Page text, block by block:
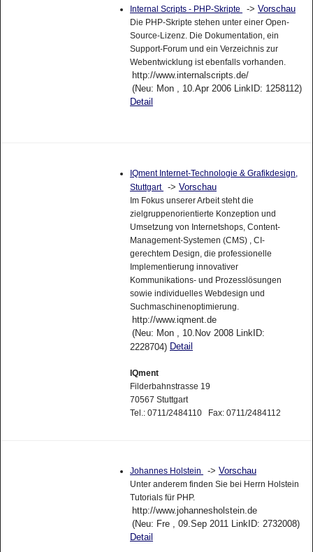
Internal Scripts - PHP-Skripte -> Vorschau
Die PHP-Skripte stehen unter einer Open-
Source-Lizenz. Die Dokumentation, ein
Support-Forum und ein Verzeichnis zur
Webentwicklung ist ebenfalls vorhanden.
http://www.internalscripts.de/
(Neu: Mon , 10.Apr 2006 LinkID: 1258112)
Detail
IQment Internet-Technologie & Grafikdesign,
Stuttgart -> Vorschau
Im Fokus unserer Arbeit steht die
zielgruppenorientierte Konzeption und
Umsetzung von Internetshops, Content-
Management-Systemen (CMS) , CI-
gerechtem Design, die professionelle
Implementierung innovativer
Kommunikations- und Prozesslösungen
sowie individuelles Webdesign und
Suchmaschinenoptimierung.
http://www.iqment.de
(Neu: Mon , 10.Nov 2008 LinkID:
2228704) Detail
IQment
Filderbahnstrasse 19
70567 Stuttgart
Tel.: 0711/2484110 Fax: 0711/2484112
Johannes Holstein -> Vorschau
Unter anderem finden Sie bei Herrn Holstein
Tutorials für PHP.
http://www.johannesholstein.de
(Neu: Fre , 09.Sep 2011 LinkID: 2732008)
Detail